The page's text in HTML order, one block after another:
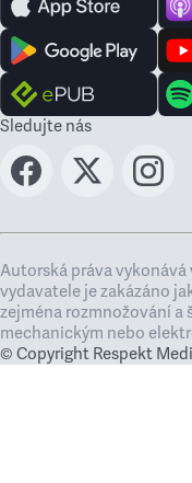
Sledujte nás
Autorská práva vykonává
vydavatele je zakázáno
zejména rozmnožování a
mechanickým nebo
© Copyright Respekt